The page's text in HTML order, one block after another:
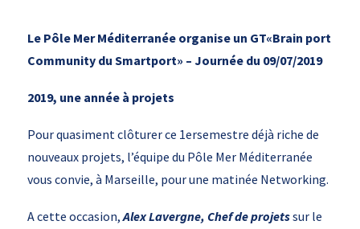
Le Pôle Mer Méditerranée organise un GT«Brain port
Community du Smartport» – Journée du 09/07/2019
2019, une année à projets
Pour quasiment clôturer ce 1ersemestre déjà riche de
nouveaux projets, l’équipe du Pôle Mer Méditerranée
vous convie, à Marseille, pour une matinée Networking.
A cette occasion,Alex Lavergne, Chef de projetssur le